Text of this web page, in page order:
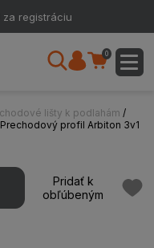
za registráciu
0
lišty k podlahám /
profil Arbiton 3v1
Pridať k
obľúbeným